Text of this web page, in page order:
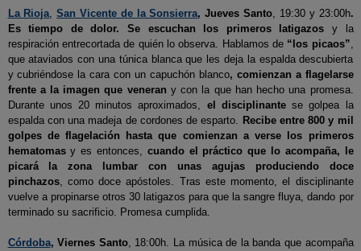
La Rioja,San Vicente de la Sonsierra, Jueves Santo, 19:30 y 23:00h.
Es tiempo de dolor. Se escuchan los primeros latigazos y la
respiración entrecortada de quién lo observa. Hablamos de “los picaos”,
que ataviados con una túnica blanca que les deja la espalda descubierta
y cubriéndose la cara con un capuchón blanco, comienzan a flagelarse
frente a la imagen que veneran y con la que han hecho una promesa.
Durante unos 20 minutos aproximados, el disciplinantese golpea la
espalda con una madeja de cordones de esparto. Recibe entre 800 y mil
golpes de flagelación hasta que comienzan a verse los primeros
hematomasy es entonces, cuando el práctico que lo acompaña, le
picará la zona lumbar con unas agujas produciendo doce
pinchazos, como doce apóstoles. Tras este momento, el disciplinante
vuelve a propinarse otros 30 latigazos para que la sangre fluya, dando por
terminado su sacrificio. Promesa cumplida.
Córdoba, Viernes Santo, 18:00h. La música de la banda que acompaña